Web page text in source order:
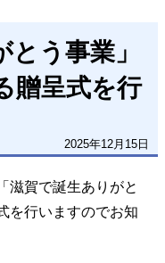
とう事業」
贈呈式を行
2025年12月15日
滋賀で誕生ありがと
を行いますのでお知